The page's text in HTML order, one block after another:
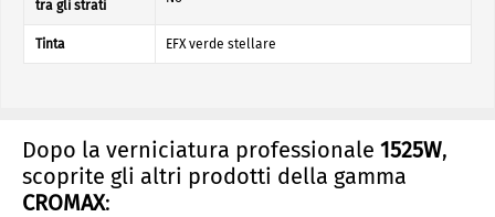
tra gli strati
Tinta EFX verde stellare
Dopo la verniciatura professionale 1525W,
scoprite gli altri prodotti della gamma
CROMAX: